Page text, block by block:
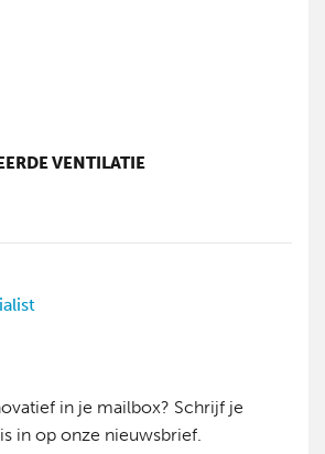
VENTILATIE
in je mailbox? Schrijf je
in op onze nieuwsbrief.